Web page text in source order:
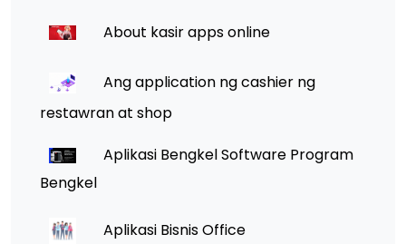
About kasir apps online
Ang application ng cashier ng
restawran at shop
Aplikasi Bengkel Software Program
Bengkel
Aplikasi Bisnis Office